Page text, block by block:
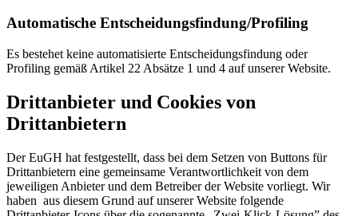
Automatische Entscheidungsfindung/Profiling
Es bestehet keine automatisierte Entscheidungsfindung oder
Profiling gemäß Artikel 22 Absätze 1 und 4 auf unserer Website.
Drittanbieter und Cookies von
Drittanbietern
Der EuGH hat festgestellt, dass bei dem Setzen von Buttons für
Drittanbietern eine gemeinsame Verantwortlichkeit von dem
jeweiligen Anbieter und dem Betreiber der Website vorliegt. Wir
haben aus diesem Grund auf unserer Website folgende